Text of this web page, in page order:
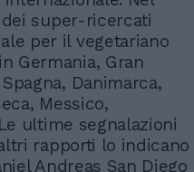
super-ricercati
per il vegetariano
Germania, Gran
Danimarca,
Messico,
ultime segnalazioni
rapporti lo indicano
Andreas San Diego